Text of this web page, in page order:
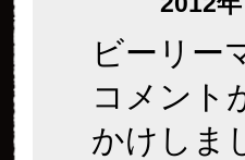
ビーリー
コメント
かけしま